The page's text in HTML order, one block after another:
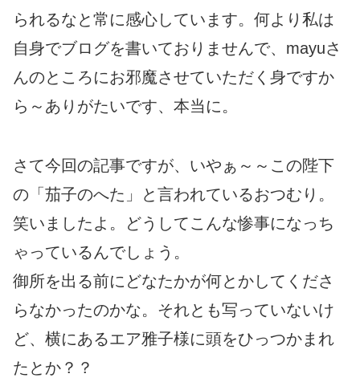
られるなと常に感心しています。何より私は
自身でブログを書いておりませんで、mayuさ
んのところにお邪魔させていただく身ですか
ら～ありがたいです、本当に。
さて今回の記事ですが、いやぁ～～この陛下
の「茄子のへた」と言われているおつむり。
笑いましたよ。どうしてこんな惨事になっち
ゃっているんでしょう。
御所を出る前にどなたかが何とかしてくださ
らなかったのかな。それとも写っていないけ
ど、横にあるエア雅子様に頭をひっつかまれ
たとか？？